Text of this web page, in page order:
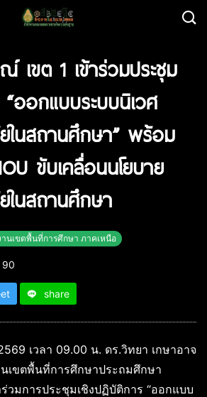
เขต 1 เข้าร่วมประชุม
ออกแบบระบบนิเวศ
ในสถานศึกษา” พร้อม
ขับเคลื่อนนโยบาย
นสถานศึกษา
านเขตพื้นที่การศึกษา ภาคเหนือ
90
share
เวลา 09.00 น. ดร.วิทยา เกษาอาจ
เขตพื้นที่การศึกษาประถมศึกษา
วมการประชุมเชิงปฏิบัติการ “ออกแบบ